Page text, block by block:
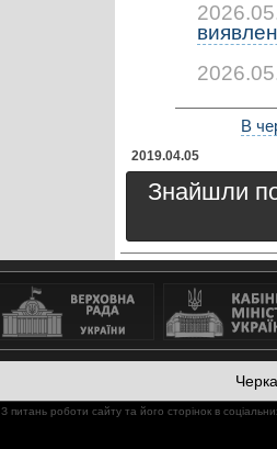
2019.04.05
В
Знайшли
З питань роботи сайту та його сторінок в